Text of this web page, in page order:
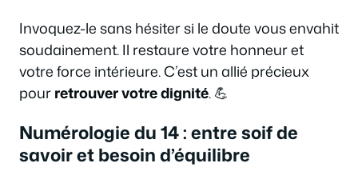
Invoquez-le sans hésiter si le doute vous envahit
soudainement. Il restaure votre honneur et
votre force intérieure. C’est un allié précieux
pourretrouver votre dignité. 💪
Numérologie du 14 : entre soif de
savoir et besoin d’équilibre